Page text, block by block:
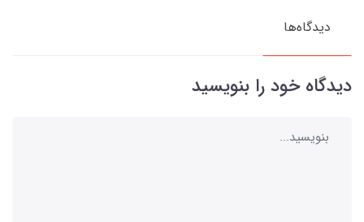
دیدگاه‌ها
دیدگاه خود را بنویسید